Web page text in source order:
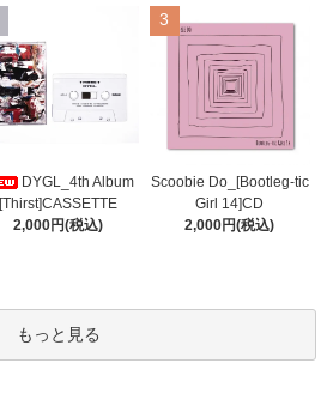
DYGL_4th Album
[Thirst]CASSETTE
2,000円(税込)
3
Scoobie Do_[Bootleg-tic
Girl 14]CD
2,000円(税込)
もっと見る